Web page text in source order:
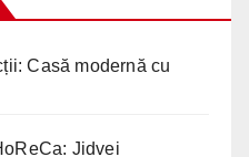
Casă modernă cu
Jidvei